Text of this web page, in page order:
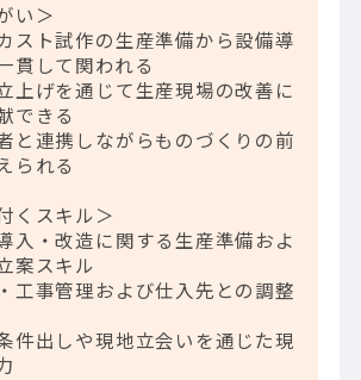
い＞
スト試作の生産準備から設備導
貫して関われる
上げを通じて生産現場の改善に
できる
と連携しながらものづくりの前
られる
くスキル＞
入・改造に関する生産準備およ
案スキル
工事管理および仕入先との調整
件出しや現地立会いを通じた現